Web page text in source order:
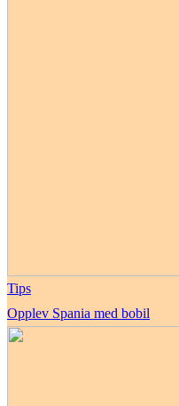
Tips
Opplev Spania med bobil